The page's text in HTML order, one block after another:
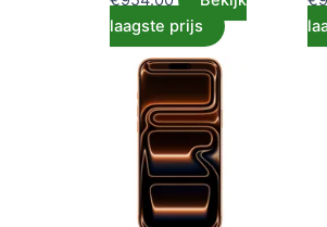
laagste prijs